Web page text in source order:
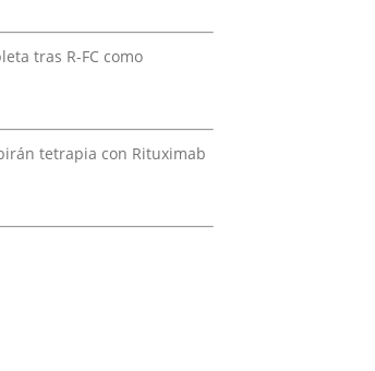
tras R-FC como
tetrapia con Rituximab